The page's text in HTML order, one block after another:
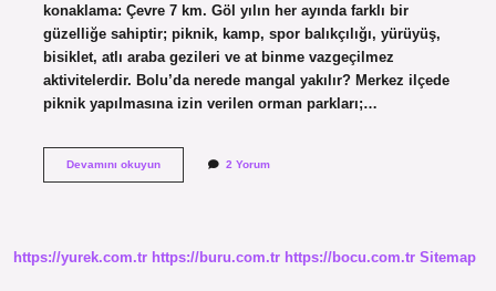
konaklama: Çevre 7 km. Göl yılın her ayında farklı bir
güzelliğe sahiptir; piknik, kamp, ​​spor balıkçılığı, yürüyüş,
bisiklet, atlı araba gezileri ve at binme vazgeçilmez
aktivitelerdir. Bolu’da nerede mangal yakılır? Merkez ilçede
piknik yapılmasına izin verilen orman parkları;…
Devamını okuyunAbant
2 Yorum
https://yurek.com.tr https://buru.com.tr https://bocu.com.tr Sitemap